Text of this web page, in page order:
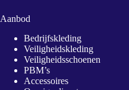
Aanbod
Bedrijfskleding
Veiligheidskleding
Veiligheidsschoenen
PBM’s
Accessoires